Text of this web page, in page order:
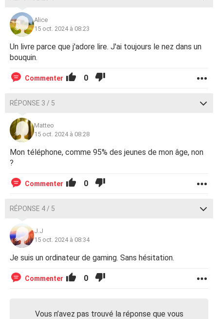
Alice
15 oct. 2024 à 08:23
Un livre parce que j'adore lire. J'ai toujours le nez dans un
bouquin.
Commenter 0
RÉPONSE 3 / 5
Matteo
15 oct. 2024 à 08:28
Mon téléphone, comme 95% des jeunes de mon âge, non
?
Commenter 0
RÉPONSE 4 / 5
J.J
15 oct. 2024 à 08:34
Je suis un ordinateur de gaming. Sans hésitation.
Commenter 0
Vous n’avez pas trouvé la réponse que vous